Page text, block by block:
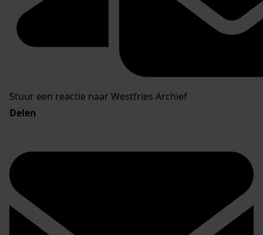
Stuur een reactie naar Westfries Archief
Delen